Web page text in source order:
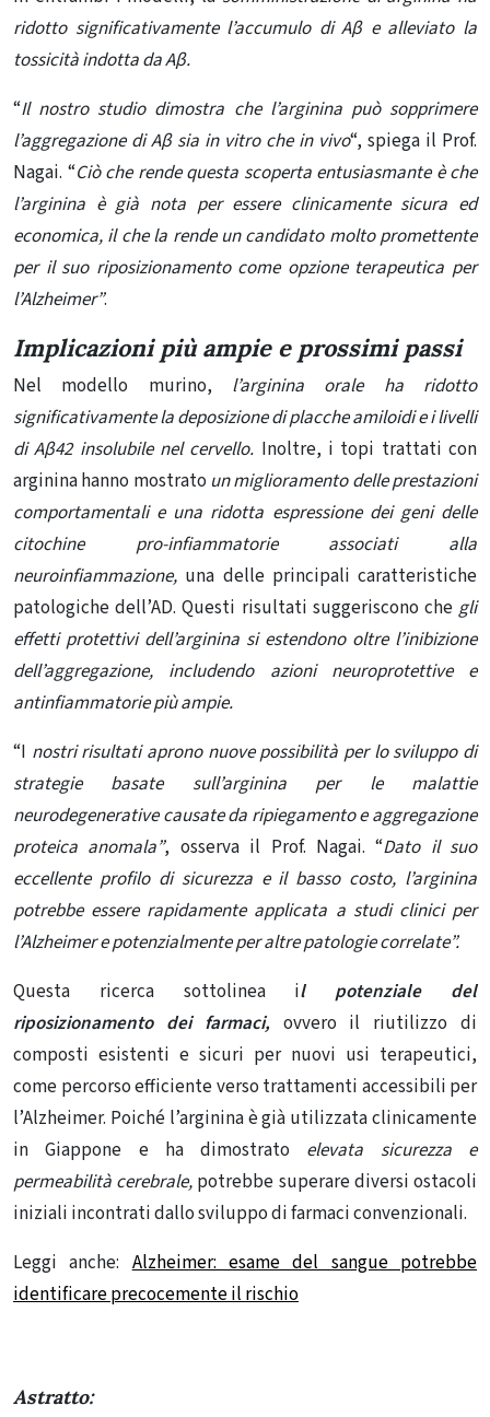
ridotto significativamente l’accumulo di Aβ e alleviato la
tossicità indotta da Aβ.
“Il nostro studio dimostra che l’arginina può sopprimere
l’aggregazione di Aβ sia in vitro che in vivo“, spiega il Prof.
Nagai. “Ciò che rende questa scoperta entusiasmante è che
l’arginina è già nota per essere clinicamente sicura ed
economica, il che la rende un candidato molto promettente
per il suo riposizionamento come opzione terapeutica per
l’Alzheimer”.
Implicazioni più ampie e prossimi passi
Nel modello murino, l’arginina orale ha ridotto
significativamente la deposizione di placche amiloidi e i livelli
di Aβ42 insolubile nel cervello. Inoltre, i topi trattati con
arginina hanno mostrato un miglioramento delle prestazioni
comportamentali e una ridotta espressione dei geni delle
citochine pro-infiammatorie associati alla
neuroinfiammazione, una delle principali caratteristiche
patologiche dell’AD. Questi risultati suggeriscono che gli
effetti protettivi dell’arginina si estendono oltre l’inibizione
dell’aggregazione, includendo azioni neuroprotettive e
antinfiammatorie più ampie.
“I nostri risultati aprono nuove possibilità per lo sviluppo di
strategie basate sull’arginina per le malattie
neurodegenerative causate da ripiegamento e aggregazione
proteica anomala”, osserva il Prof. Nagai. “Dato il suo
eccellente profilo di sicurezza e il basso costo, l’arginina
potrebbe essere rapidamente applicata a studi clinici per
l’Alzheimer e potenzialmente per altre patologie correlate”.
Questa ricerca sottolinea il potenziale del
riposizionamento dei farmaci, ovvero il riutilizzo di
composti esistenti e sicuri per nuovi usi terapeutici,
come percorso efficiente verso trattamenti accessibili per
l’Alzheimer. Poiché l’arginina è già utilizzata clinicamente
in Giappone e ha dimostrato elevata sicurezza e
permeabilità cerebrale, potrebbe superare diversi ostacoli
iniziali incontrati dallo sviluppo di farmaci convenzionali.
Leggi anche:Alzheimer: esame del sangue potrebbe
identificare precocemente il rischio
Astratto: